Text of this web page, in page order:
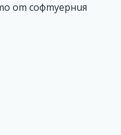
от софтуерния